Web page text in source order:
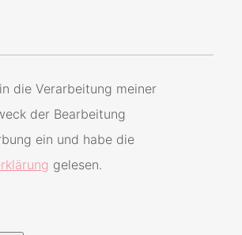
die Verarbeitung meiner
der Bearbeitung
ein und habe die
gelesen.